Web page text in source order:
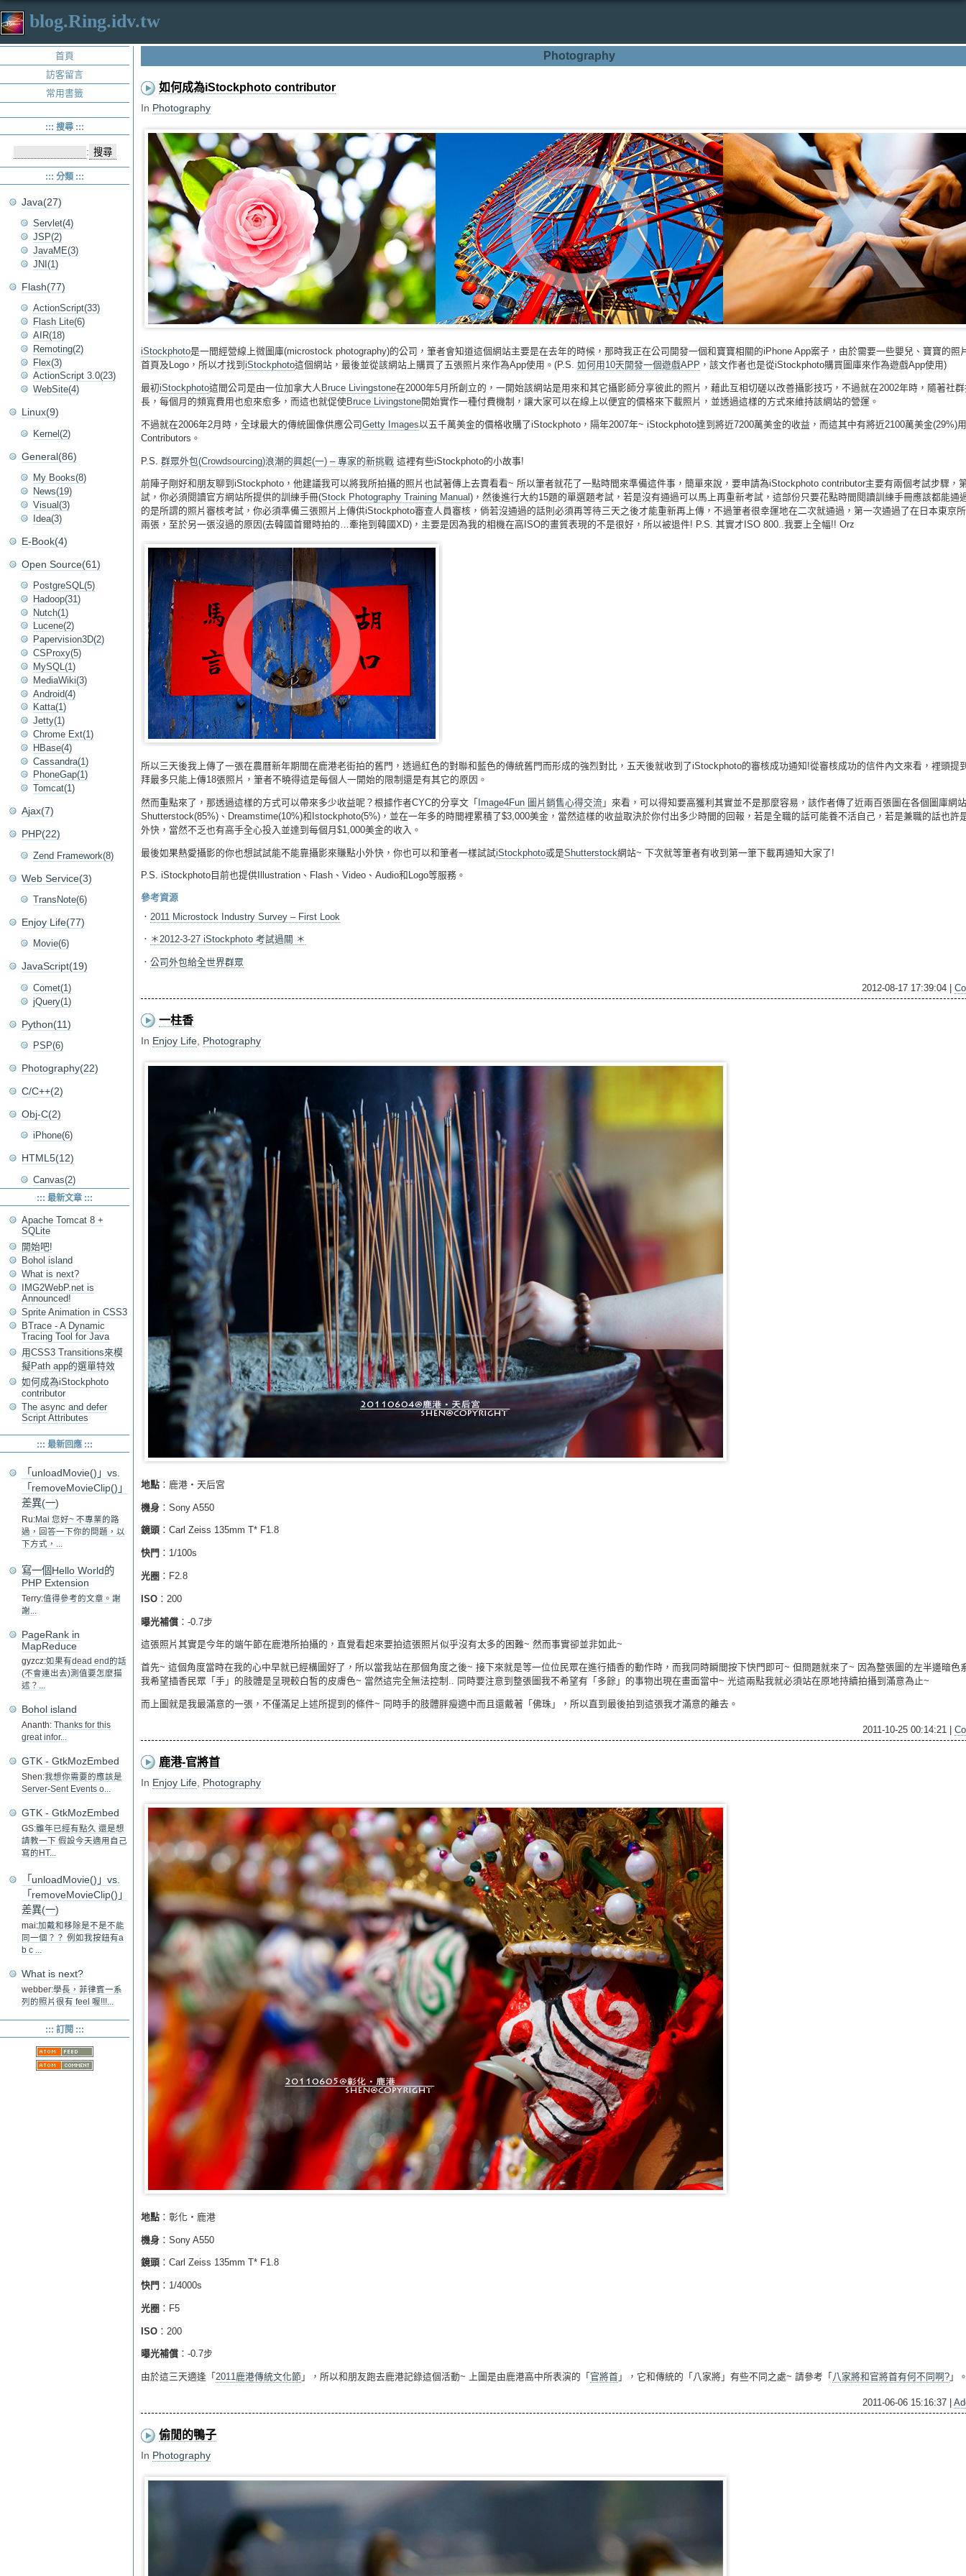
blog.Ring.idv.tw
Photography
如何成為iStockphoto contributor
In Photography
iStockphoto是一間經營線上微圖庫(microstock photography)的公司，筆者會知道這個網站主要是在去年的時候，那時我正在公司開發一個和寶寶相關的iPhone App案子，由於需要一些嬰兒、寶寶的照
首頁及Logo，所以才找到 iStockphoto這個網站，最後並從該網站上購買了五張照片來作為App使用。(P.S. 如何用10天開發一個遊戲APP ，該文作者也是從iStockphoto購買圖庫來作為遊戲App使用)
最初iStockphoto這間公司是由一位加拿大人 Bruce Livingstone在2000年5月所創立的，一開始該網站是用來和其它攝影師分享彼此的照片，藉此互相切磋以改善攝影技巧，不過就在2002年時，隨著社
長，每個月的頻寬費用也愈來愈多，而這也就促使Bruce Livingstone開始實作一種付費機制，讓大家可以在線上以便宜的價格來下載照片，並透過這樣的方式來維持該網站的營運。
不過就在2006年2月時，全球最大的傳統圖像供應公司Getty Images以五千萬美金的價格收購了iStockphoto，隔年2007年~ iStockphoto達到將近7200萬美金的收益，而這其中有將近2100萬美金(29%)
Contributors。
P.S. 群眾外包(Crowdsourcing)浪潮的興起(一) – 專家的新挑戰 這裡有些iStockphoto的小故事!
前陣子剛好和朋友聊到iStockphoto，他建議我可以將我所拍攝的照片也試著傳上去賣看看~ 所以筆者就花了一點時間來準備這件事，簡單來說，要申請為iStockphoto contributor主要有兩個考試步驟，
試，你必須閱讀官方網站所提供的訓練手冊(Stock Photography Training Manual)，然後進行大約15題的單選題考試，若是沒有通過可以馬上再重新考試，這部份只要花點時間閱讀訓練手冊應該都能通
的是所謂的照片審核考試，你必須準備三張照片上傳供iStockphoto審查人員審核，倘若沒通過的話則必須再等待三天之後才能重新再上傳，不過筆者很幸運地在二次就通過，第一次通過了在日本東京
兩張，至於另一張沒過的原因(去韓國首爾時拍的…牽拖到韓國XD)，主要是因為我的相機在高ISO的畫質表現的不是很好，所以被退件! P.S. 其實才ISO 800..我要上全幅!! Orz
所以三天後我上傳了一張在農曆新年期間在鹿港老街拍的舊門，透過紅色的對聯和藍色的傳統舊門而形成的強烈對比，五天後就收到了iStockphoto的審核成功通知!從審核成功的信件內文來看，裡頭提
拜最多只能上傳18張照片，筆者不曉得這是每個人一開始的限制還是有其它的原因。
然而重點來了，那透過這樣的方式可以帶來多少收益呢？根據作者CYC的分享文「Image4Fun 圖片銷售心得交流 」來看，可以得知要高獲利其實並不是那麼容易，該作者傳了近兩百張圖在各個圖庫網
Shutterstock(85%)、Dreamstime(10%)和Istockphoto(5%)，並在一年多的時間裡累積了$3,000美金，當然這樣的收益取決於你付出多少時間的回報，若是全職的話可能養不活自己，若是兼職的話也許
外快，當然不乏也有高手全心投入並達到每個月$1,000美金的收入。
最後如果熱愛攝影的你也想試試能不能靠攝影來賺點小外快，你也可以和筆者一樣試試iStockphoto或是Shutterstock網站~ 下次就等筆者有收到第一筆下載再通知大家了!
P.S. iStockphoto目前也提供Illustration、Flash、Video、Audio和Logo等服務。
參考資源
． 2011 Microstock Industry Survey – First Look
． ＊2012-3-27 iStockphoto 考試過關 ＊
． 公司外包給全世界群眾
2012-08-17 17:39:04 |
一柱香
In Enjoy Life Photography
地點 ：鹿港‧天后宮
機身 ：Sony A550
鏡頭 ：Carl Zeiss 135mm T* F1.8
快門 ：1/100s
光圈 ：F2.8
ISO ：200
曝光補償 ：-0.7步
這張照片其實是今年的端午節在鹿港所拍攝的，直覺看起來要拍這張照片似乎沒有太多的困難~ 然而事實卻並非如此~
首先~ 這個角度當時在我的心中早就已經構圖好了，所以當我站在那個角度之後~ 接下來就是等一位位民眾在進行插香的動作時，而我同時瞬間按下快門即可~ 但問題就來了~ 因為整張圖的左半邊暗色
我希望插香民眾「手」的肢體是呈現較白皙的皮膚色~ 當然這完全無法控制.. 同時要注意到整張圖我不希望有「多餘」的事物出現在畫面當中~ 光這兩點我就必須站在原地持續拍攝到滿意為止~
而上圖就是我最滿意的一張，不僅滿足上述所提到的條件~ 同時手的肢體胖瘦適中而且還戴著「佛珠」，所以直到最後拍到這張我才滿意的離去。
2011-10-25 00:14:21 |
鹿港-官將首
In Enjoy Life Photography
地點 ：彰化‧鹿港
機身 ：Sony A550
鏡頭 ：Carl Zeiss 135mm T* F1.8
快門 ：1/4000s
光圈 ：F5
ISO ：200
曝光補償 ：-0.7步
由於這三天適逢「 2011鹿港傳統文化節 」，所以和朋友跑去鹿港記錄這個活動~ 上圖是由鹿港高中所表演的「 官將首 」，它和傳統的「八家將」有些不同之處~ 請參考「 八家將和官將首有何不同啊? 」
2011-06-06 15:16:37 |
偷閒的鴨子
In Photography
首頁
訪客留言
常用書籤
::: 搜尋 :::
:
::: 分類 :::
Java(27)
Servlet(4)
JSP(2)
JavaME(3)
JNI(1)
Flash(77)
ActionScript(33)
Flash Lite(6)
AIR(18)
Remoting(2)
Flex(3)
ActionScript 3.0(23)
WebSite(4)
Linux(9)
Kernel(2)
General(86)
My Books(8)
News(19)
Visual(3)
Idea(3)
E-Book(4)
Open Source(61)
PostgreSQL(5)
Hadoop(31)
Nutch(1)
Lucene(2)
Papervision3D(2)
CSProxy(5)
MySQL(1)
MediaWiki(3)
Android(4)
Katta(1)
Jetty(1)
Chrome Ext(1)
HBase(4)
Cassandra(1)
PhoneGap(1)
Tomcat(1)
Ajax(7)
PHP(22)
Zend Framework(8)
Web Service(3)
TransNote(6)
Enjoy Life(77)
Movie(6)
JavaScript(19)
Comet(1)
jQuery(1)
Python(11)
PSP(6)
Photography(22)
C/C++(2)
Obj-C(2)
iPhone(6)
HTML5(12)
Canvas(2)
::: 最新文章 :::
Apache Tomcat 8 +
SQLite
開始吧!
Bohol island
What is next?
IMG2WebP.net is
Announced!
Sprite Animation in CSS3
BTrace - A Dynamic
Tracing Tool for Java
用CSS3 Transitions來模
擬Path app的選單特效
如何成為iStockphoto
contributor
The async and defer
Script Attributes
::: 最新回應 :::
「unloadMovie()」vs.
「removeMovieClip()」
差異(一)
Ru:Mai 您好~ 不專業的路
過，回答一下你的問題，以
下方式，...
寫一個Hello World的
PHP Extension
Terry:值得參考的文章。謝
謝...
PageRank in
MapReduce
gyzcz:如果有dead end的話
(不會連出去)測值要怎麼描
述？...
Bohol island
Ananth: Thanks for this
great infor...
GTK - GtkMozEmbed
Shen:我想你需要的應該是
Server-Sent Events o...
GTK - GtkMozEmbed
GS:雖年已經有點久 還是想
請教一下 假設今天適用自己
寫的HT...
「unloadMovie()」vs.
「removeMovieClip()」
差異(一)
mai:加戴和移除是不是不能
同一個？？ 例如我按鈕有a
b c ...
What is next?
webber:學長，菲律賓一系
列的照片很有 feel 喔!!!...
::: 訂閱 :::